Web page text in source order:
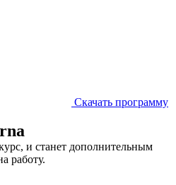
Скачать программу
и станет дополнительным
работу.